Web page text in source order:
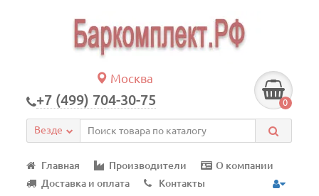
Москва
+7 (499) 704-30-75 0
Везде
Главная Производители
О компании
Доставка и оплата
Контакты